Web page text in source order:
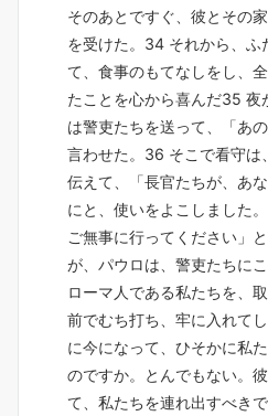
そのあとですぐ、彼とその
を受けた。34 それから、ふ
て、食事のもてなしをし、
たことを心から喜んだ35 夜
は警吏たちを送って、「あ
言わせた。36 そこで看守は
伝えて、「長官たちが、あ
にと、使いをよこしました
ご無事に行ってください」
が、パウロは、警吏たちに
ローマ人である私たちを、
前でむち打ち、牢に入れて
に今になって、ひそかに私
のですか。とんでもない。
て、私たちを連れ出すべき